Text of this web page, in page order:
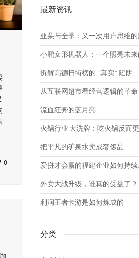
0
最新资讯
亚朵与全季：又一次用户思维的
小鹏女形机器人：一个照亮未
拆解高德扫街榜的 “真实” 陷阱
从互联网超市看经营逻辑的革命
流血狂奔的蓝月亮
火锅行业 大洗牌：吃火锅反而
把平凡的矿泉水卖成奢侈品
爱拼才会赢的福建企业如何持续
外卖大战升级，谁真的受益了？
利润王者卡游是如何炼成的
分类